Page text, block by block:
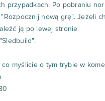
przypadkach. Po pobraniu
nową grę". Jeżeli
ją po lewej stronie
co myślicie o tym trybie w